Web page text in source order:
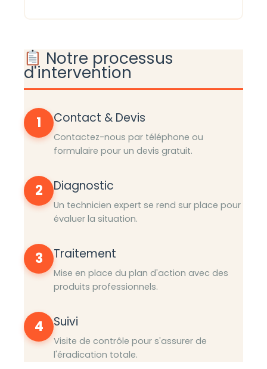
Notre processus
d'intervention
1 Contact & Devis
Contactez-nous par téléphone ou
formulaire pour un devis gratuit.
2 Diagnostic
Un technicien expert se rend sur place pour
évaluer la situation.
3 Traitement
Mise en place du plan d'action avec des
produits professionnels.
4 Suivi
Visite de contrôle pour s'assurer de
l'éradication totale.